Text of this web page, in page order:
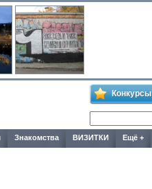
Конкурсы
Знакомства ВИЗИТКИ Ещё +